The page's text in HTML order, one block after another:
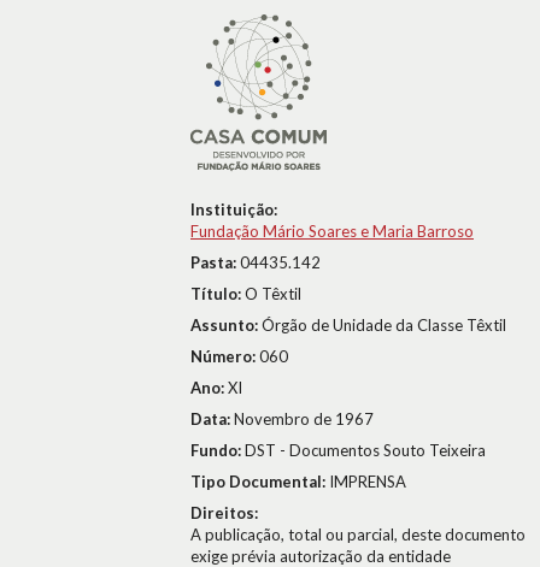
Instituição:
Fundação Mário Soares e Maria Barroso
Pasta:04435.142
Título:O Têxtil
Assunto:Órgão de Unidade da Classe Têxtil
Número:060
Ano:XI
Data:Novembro de 1967
Fundo:DST - Documentos Souto Teixeira
Tipo Documental: IMPRENSA
Direitos:
A publicação, total ou parcial, deste documento
exige prévia autorização da entidade